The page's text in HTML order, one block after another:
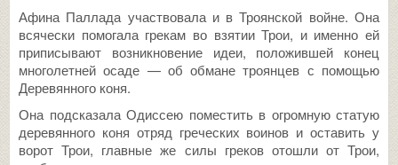
Афина Паллада участвовала и в Троянской войне. Она
всячески помогала грекам во взятии Трои, и именно ей
приписывают возникновение идеи, положившей конец
многолетней осаде — об обмане троянцев с помощью
Деревянного коня.
Она подсказала Одиссею поместить в огромную статую
деревянного коня отряд греческих воинов и оставить у
ворот Трои, главные же силы греков отошли от Трои,